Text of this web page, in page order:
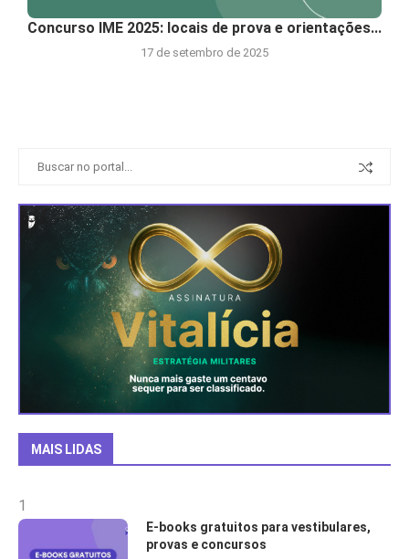
Concurso IME 2025: locais de prova e orientações...
17 de setembro de 2025
MAIS LIDAS
1
E-books gratuitos para vestibulares,
provas e concursos